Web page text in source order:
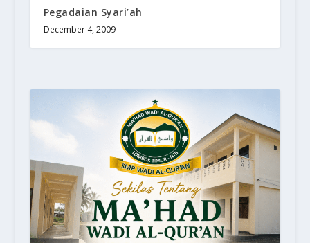
Pegadaian Syari’ah
December 4, 2009